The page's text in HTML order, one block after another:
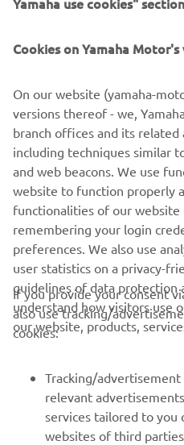
Raid alături de echipa oficială
vizitațitenere-spirit-
MAI
CORPORATE
MAI MULTE YAMAHA
Cookies on Yamaha
On our website (yamaha-
versions thereof - we,
branch offices and its related
including techniques similar
and web beacons. We use
website to function properly
functionalities of our website
remembering your login
preferences. We also use
user statistics on a privacy-
guidelines of data protection
understand how visitors use
our website, products,
If you provide your consent
also use tracking/
cookies:
Tracking/
relevant
services tailored to you
websites of third